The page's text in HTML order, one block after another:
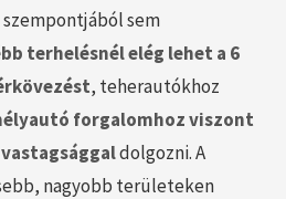
sem
terhelésnél elég lehet a 6
, teherautókhoz
forgalomhoz viszont
dolgozni. A
nagyobb területeken